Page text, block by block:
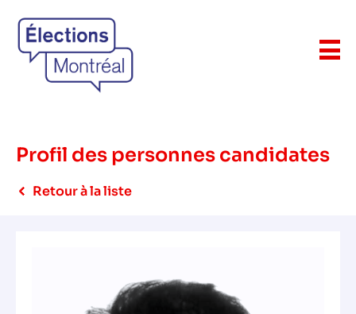
Profil des personnes candidates
Retour à la liste